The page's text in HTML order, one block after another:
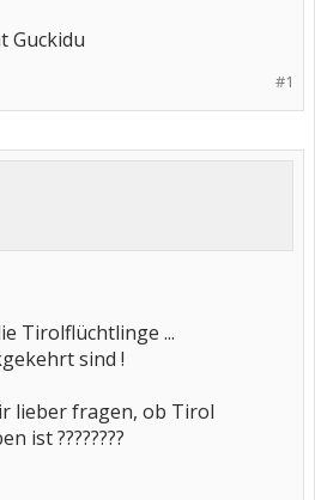
Guckidu
#1
Tirolflüchtlinge ...
sind !
lieber fragen, ob Tirol
ist ????????